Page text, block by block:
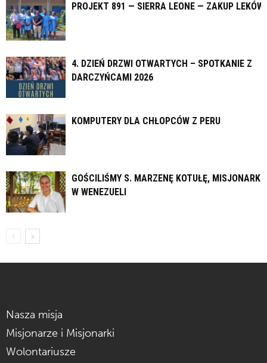
PROJEKT 891 — SIERRA LEONE — ZAKUP LEKÓW
4. DZIEŃ DRZWI OTWARTYCH – SPOTKANIE Z
DARCZYŃCAMI 2026
KOMPUTERY DLA CHŁOPCÓW Z PERU
GOŚCILIŚMY S. MARZENĘ KOTUŁĘ, MISJONARKĘ
W WENEZUELI
Nasza misja
Misjonarze i Misjonarki
Wolontariusze